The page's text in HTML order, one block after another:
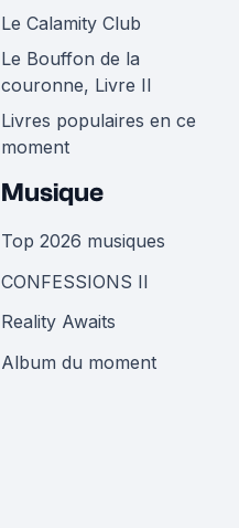
Le Calamity Club
Le Bouffon de la
couronne, Livre II
Livres populaires en ce
moment
Musique
Top 2026 musiques
CONFESSIONS II
Reality Awaits
Album du moment